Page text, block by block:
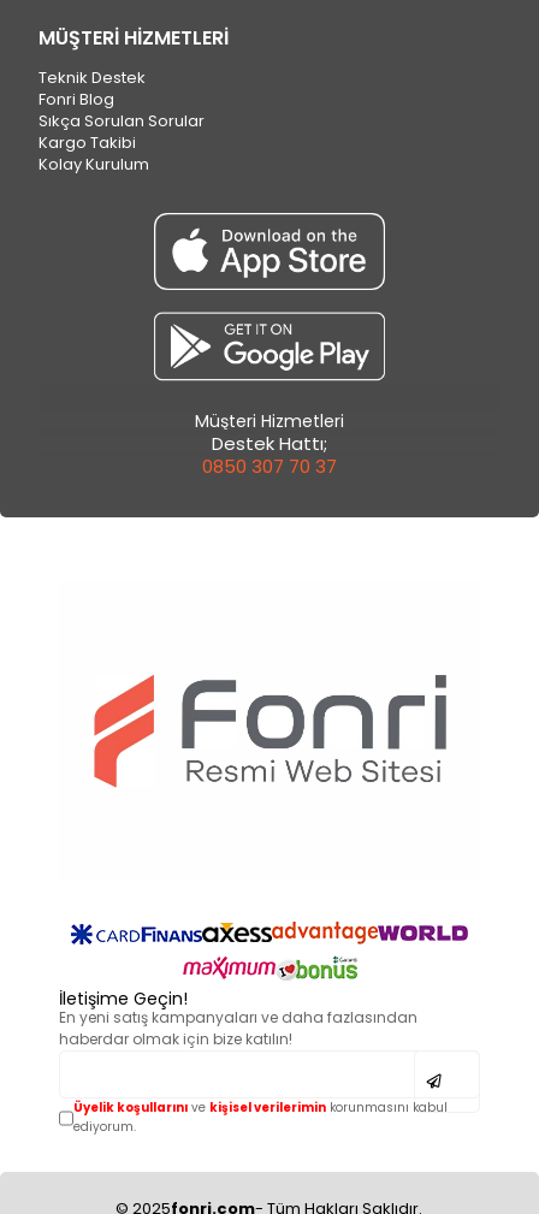
MÜŞTERİ HİZMETLERİ
Teknik Destek
Fonri Blog
Sıkça Sorulan Sorular
Kargo Takibi
Kolay Kurulum
Müşteri Hizmetleri
Destek Hattı;
0850 307 70 37
İletişime Geçin!
En yeni satış kampanyaları ve daha fazlasından
haberdar olmak için bize katılın!
Üyelik koşullarınıve kişisel verileriminkorunmasını kabul
ediyorum.
© 2025fonri.com- Tüm Hakları Saklıdır.